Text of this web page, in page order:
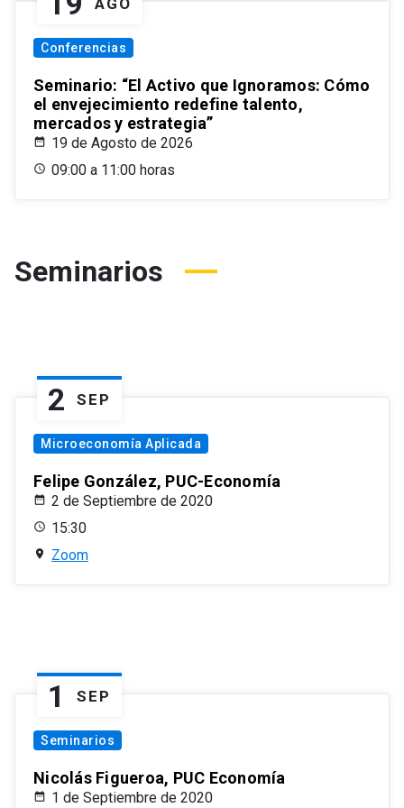
AGO
Conferencias
Seminario: “El Activo que Ignoramos: Cómo
el envejecimiento redefine talento,
mercados y estrategia”
19 de Agosto de 2026
09:00 a 11:00 horas
Seminarios
2 SEP
Microeconomía Aplicada
Felipe González, PUC-Economía
2 de Septiembre de 2020
15:30
Zoom
1 SEP
Seminarios
Nicolás Figueroa, PUC Economía
1 de Septiembre de 2020